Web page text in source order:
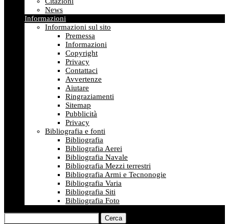
News
Informazioni
Informazioni sul sito
Premessa
Informazioni
Copyright
Privacy
Contattaci
Avvertenze
Aiutare
Ringraziamenti
Sitemap
Pubblicità
Privacy
Bibliografia e fonti
Bibliografia
Bibliografia Aerei
Bibliografia Navale
Bibliografia Mezzi terrestri
Bibliografia Armi e Tecnonogie
Bibliografia Varia
Bibliografia Siti
Bibliografia Foto
Cerca